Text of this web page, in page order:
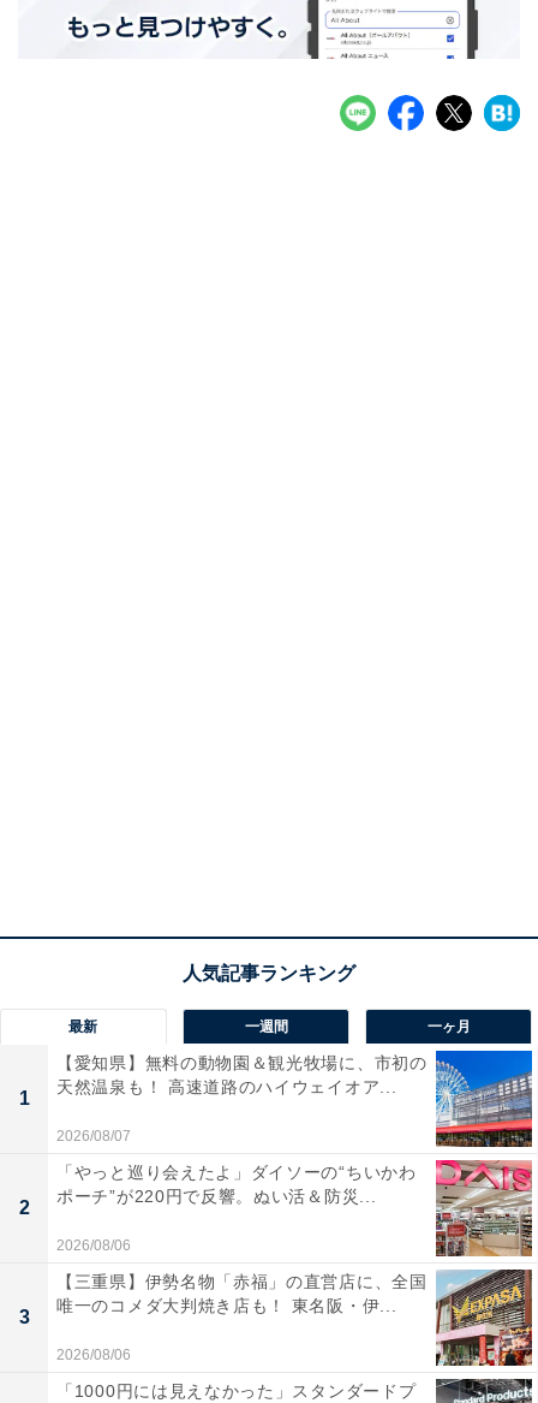
最新 一週間 一ヶ月
1
【愛知県】無料の動物園＆観光牧場に、市初の
天然温泉も！ 高速道路のハイウェイオア...
2026/08/07
2
「やっと巡り会えたよ」ダイソーの“ちいかわ
ポーチ”が220円で反響。ぬい活＆防災...
2026/08/06
3
【三重県】伊勢名物「赤福」の直営店に、全国
唯一のコメダ大判焼き店も！ 東名阪・伊...
2026/08/06
「1000円には見えなかった」スタンダードプ